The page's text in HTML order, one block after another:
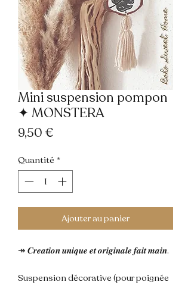
Mini suspension pompon
✦ MONSTERA
9,50 €
Quantité *
Ajouter au panier
↠ 𝑪𝒓𝒆𝒂𝒕𝒊𝒐𝒏 𝒖𝒏𝒊𝒒𝒖𝒆 𝒆𝒕 𝒐𝒓𝒊𝒈𝒊𝒏𝒂𝒍𝒆 𝒇𝒂𝒊𝒕 𝒎𝒂𝒊𝒏.
Suspension décorative (pour poignée